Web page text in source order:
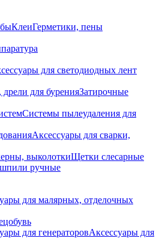
КлеиГерметики, пены
для светодиодных лент
для буренияЗатирочные
Системы пылеудаления для
Аксессуары для сварки,
выколоткиЩетки слесарные
ручные
для малярных, отделочных
для генераторовАксессуары для